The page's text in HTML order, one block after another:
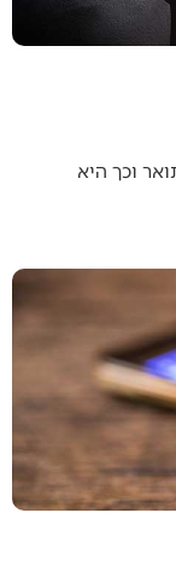
וכך היא